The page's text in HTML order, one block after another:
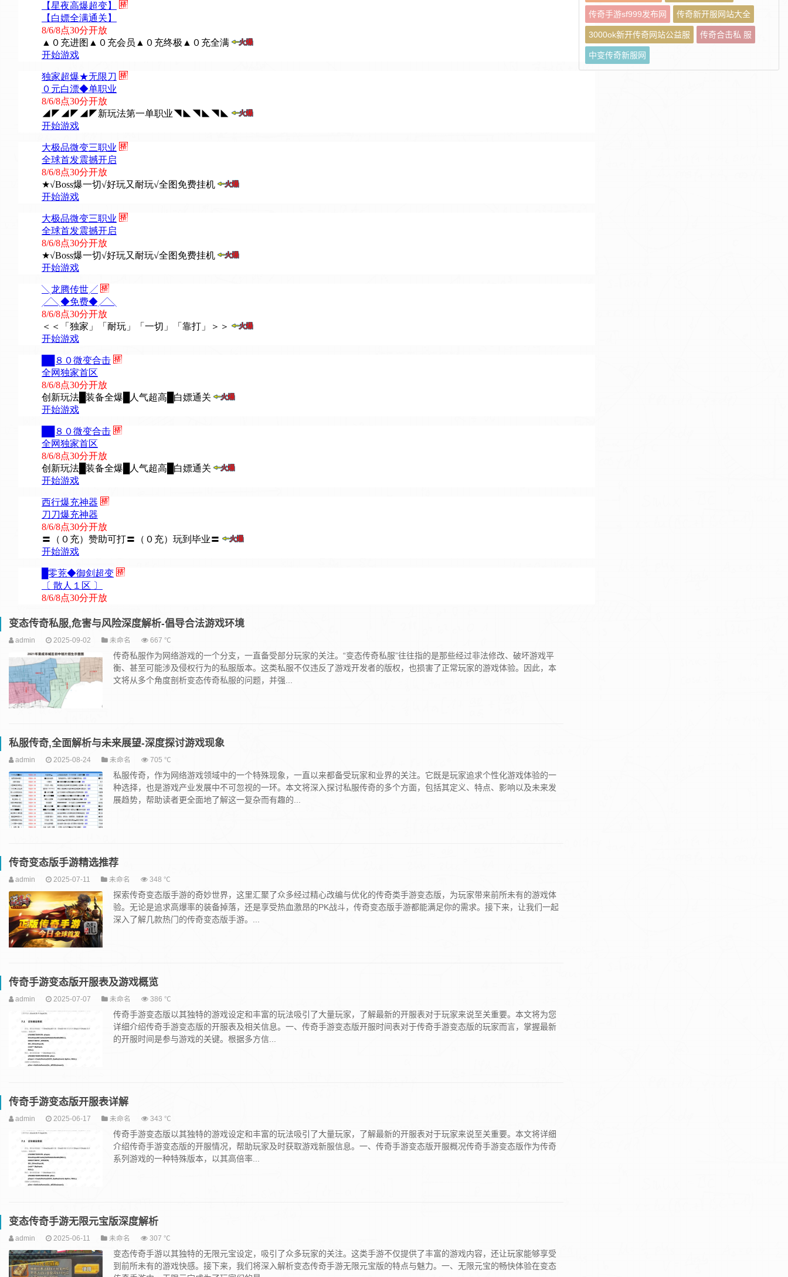
变态传奇私服,危害与风险深度解析-倡导合法游戏环境
admin 2025-09-02 未命名 667 ℃
传奇私服作为网络游戏的一个分支，一直备受部分玩家的关注。“变态传奇私服”往往指的是那些经过非法修改、破坏游戏平
衡、甚至可能涉及侵权行为的私服版本。这类私服不仅违反了游戏开发者的版权，也损害了正常玩家的游戏体验。因此，本
文将从多个角度剖析变态传奇私服的问题，并强...
私服传奇,全面解析与未来展望-深度探讨游戏现象
admin 2025-08-24 未命名 705 ℃
私服传奇，作为网络游戏领域中的一个特殊现象，一直以来都备受玩家和业界的关注。它既是玩家追求个性化游戏体验的一
种选择，也是游戏产业发展中不可忽视的一环。本文将深入探讨私服传奇的多个方面，包括其定义、特点、影响以及未来发
展趋势，帮助读者更全面地了解这一复杂而有趣的...
传奇变态版手游精选推荐
admin 2025-07-11 未命名 348 ℃
探索传奇变态版手游的奇妙世界，这里汇聚了众多经过精心改编与优化的传奇类手游变态版，为玩家带来前所未有的游戏体
验。无论是追求高爆率的装备掉落，还是享受热血激昂的PK战斗，传奇变态版手游都能满足你的需求。接下来，让我们一起
深入了解几款热门的传奇变态版手游。...
传奇手游变态版开服表及游戏概览
admin 2025-07-07 未命名 386 ℃
传奇手游变态版以其独特的游戏设定和丰富的玩法吸引了大量玩家，了解最新的开服表对于玩家来说至关重要。本文将为您
详细介绍传奇手游变态版的开服表及相关信息。一、传奇手游变态版开服时间表对于传奇手游变态版的玩家而言，掌握最新
的开服时间是参与游戏的关键。根据多方信...
传奇手游变态版开服表详解
admin 2025-06-17 未命名 343 ℃
传奇手游变态版以其独特的游戏设定和丰富的玩法吸引了大量玩家，了解最新的开服表对于玩家来说至关重要。本文将详细
介绍传奇手游变态版的开服情况，帮助玩家及时获取游戏新服信息。一、传奇手游变态版开服概况传奇手游变态版作为传奇
系列游戏的一种特殊版本，以其高倍率...
变态传奇手游无限元宝版深度解析
admin 2025-06-11 未命名 307 ℃
变态传奇手游以其独特的无限元宝设定，吸引了众多玩家的关注。这类手游不仅提供了丰富的游戏内容，还让玩家能够享受
到前所未有的游戏快感。接下来，我们将深入解析变态传奇手游无限元宝版的特点与魅力。一、无限元宝的畅快体验在变态
传奇手游sf999发布网 传奇新开服网站大全
3000ok新开传奇网站公益服 传奇合击私 服
中变传奇新服网